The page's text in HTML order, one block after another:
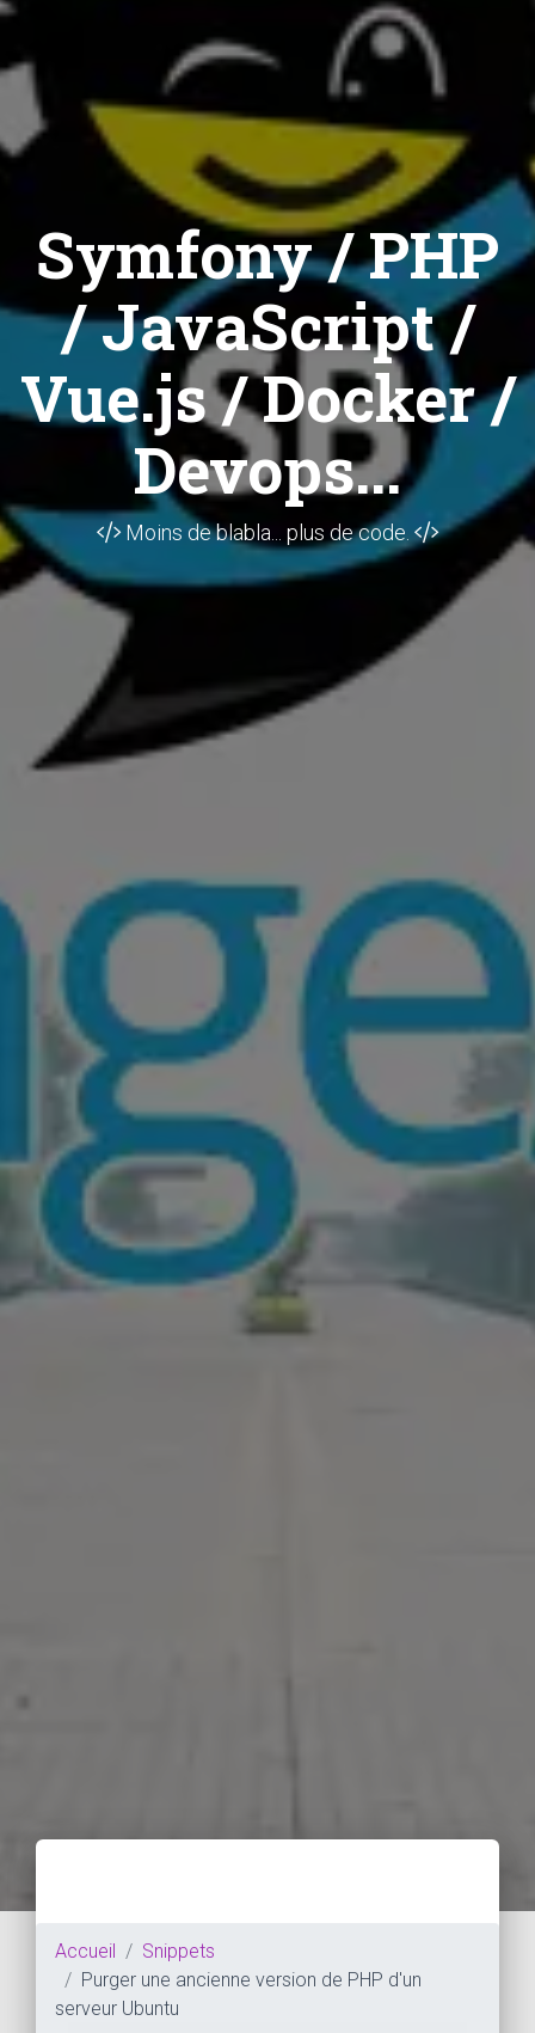
Symfony / PHP
/ JavaScript /
Vue.js / Docker /
Devops...
Moins de blabla... plus de code.
Accueil
Snippets
Purger une ancienne version de PHP d'un
serveur Ubuntu